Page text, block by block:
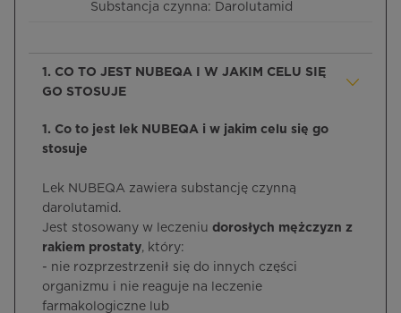
Substancja czynna: Darolutamid
1. CO TO JEST NUBEQA I W JAKIM CELU SIĘ
GO STOSUJE
1. Co to jest lek NUBEQA i w jakim celu się go
stosuje
Lek NUBEQA zawiera substancję czynną
darolutamid.
Jest stosowany w leczeniu dorosłych mężczyzn z
rakiem prostaty, który:
- nie rozprzestrzenił się do innych części
organizmu i nie reaguje na leczenie
farmakologiczne lub